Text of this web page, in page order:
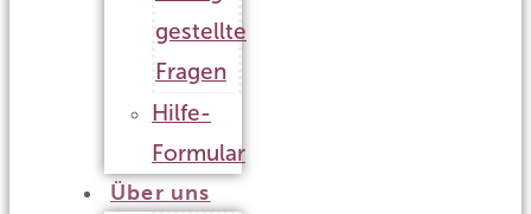
gestellte
Fragen
Hilfe-
Formular
Über uns